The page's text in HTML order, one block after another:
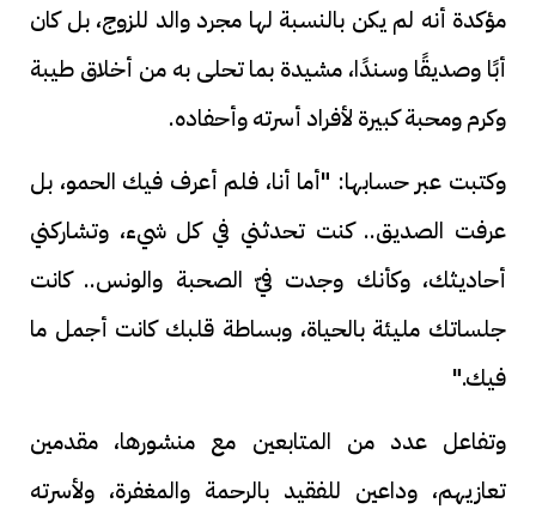
مؤكدة أنه لم يكن بالنسبة لها مجرد والد للزوج، بل كان
أبًا وصديقًا وسندًا، مشيدة بما تحلى به من أخلاق طيبة
وكرم ومحبة كبيرة لأفراد أسرته وأحفاده.
وكتبت عبر حسابها: "أما أنا، فلم أعرف فيك الحمو، بل
عرفت الصديق.. كنت تحدثني في كل شيء، وتشاركني
أحاديثك، وكأنك وجدت فيّ الصحبة والونس.. كانت
جلساتك مليئة بالحياة، وبساطة قلبك كانت أجمل ما
فيك."
وتفاعل عدد من المتابعين مع منشورها، مقدمين
تعازيهم، وداعين للفقيد بالرحمة والمغفرة، ولأسرته